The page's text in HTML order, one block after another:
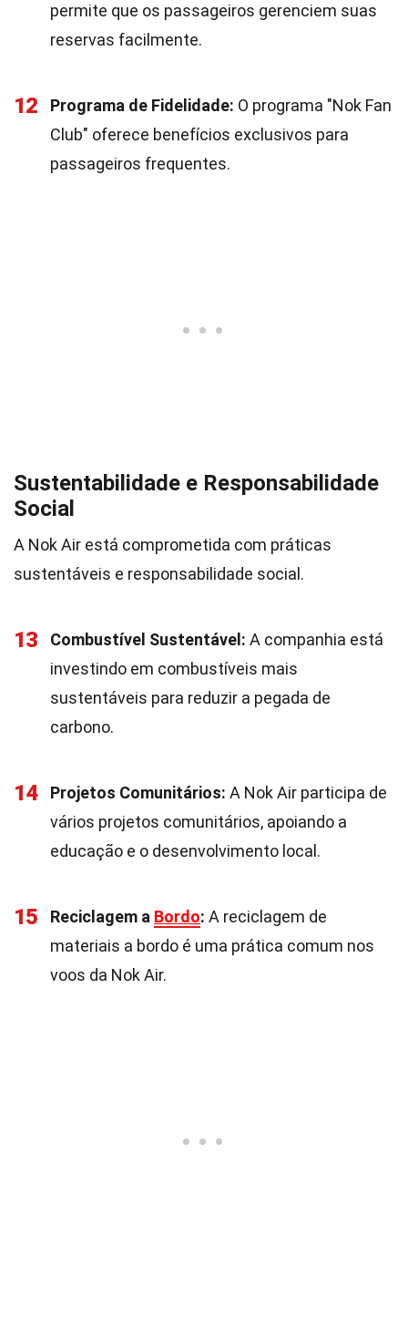
permite que os passageiros gerenciem suas
reservas facilmente.
12 Programa de Fidelidade: O programa "Nok Fan
Club" oferece benefícios exclusivos para
passageiros frequentes.
Sustentabilidade e Responsabilidade
Social
A Nok Air está comprometida com práticas
sustentáveis e responsabilidade social.
13 Combustível Sustentável: A companhia está
investindo em combustíveis mais
sustentáveis para reduzir a pegada de
carbono.
14 Projetos Comunitários: A Nok Air participa de
vários projetos comunitários, apoiando a
educação e o desenvolvimento local.
15 Reciclagem a Bordo: A reciclagem de
materiais a bordo é uma prática comum nos
voos da Nok Air.